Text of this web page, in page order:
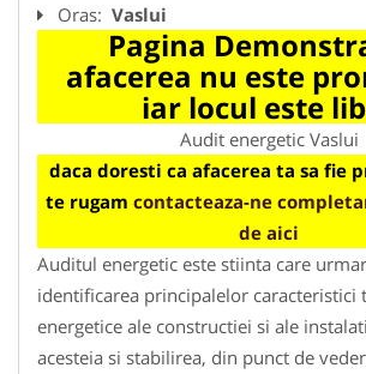
Oras: Vaslui
Pagina
afacerea nu este
iar locul este
Audit energetic Vaslui
daca doresti ca afacerea ta sa fie
te rugam contacteaza-ne
de aici
Auditul energetic este stiinta care
identificarea principalelor caracteristici
energetice ale constructiei si ale
acesteia si stabilirea, din punct de